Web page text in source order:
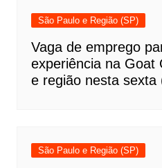
São Paulo e Região (SP)
Vaga de emprego
experiência na Goat
e região nesta sexta
São Paulo e Região (SP)